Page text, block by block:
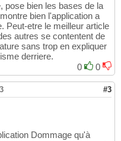
pose bien les bases de la
bien l'application a
Peut-etre le meilleur article
autres se contentent de
sans trop en expliquer
derriere.
0
0
#3
Dommage qu'à